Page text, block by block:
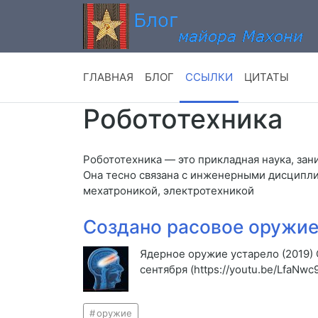
ГЛАВНАЯ БЛОГ ССЫЛКИ ЦИТАТЫ
Робототехника
Робототехника — это прикладная наука,
Она тесно связана с инженерными
мехатроникой, электротехникой
Создано расовое
Ядерное оружие устарело
сентября (https://youtu.be/
оружие